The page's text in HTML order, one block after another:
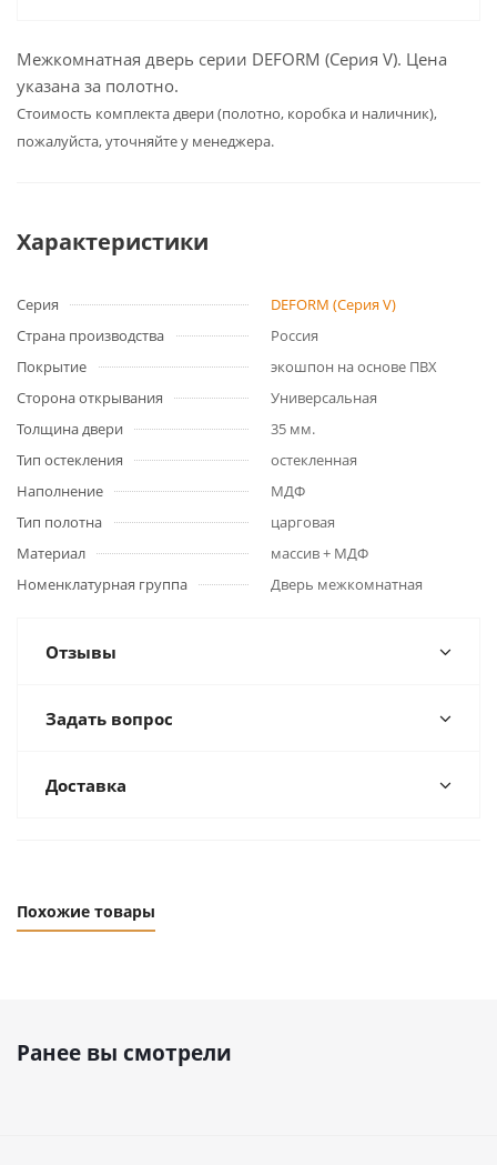
Межкомнатная дверь серии DEFORM (Серия V). Цена
указана за полотно.
Cтоимость комплекта двери (полотно, коробка и наличник),
пожалуйста, уточняйте у менеджера.
Характеристики
Серия
DEFORM (Серия V)
Страна производства
Россия
Покрытие
экошпон на основе ПВХ
Сторона открывания
Универсальная
Толщина двери
35 мм.
Тип остекления
остекленная
Наполнение
МДФ
Тип полотна
царговая
Материал
массив + МДФ
Номенклатурная группа
Дверь межкомнатная
Отзывы
Задать вопрос
Доставка
Похожие товары
Ранее вы смотрели